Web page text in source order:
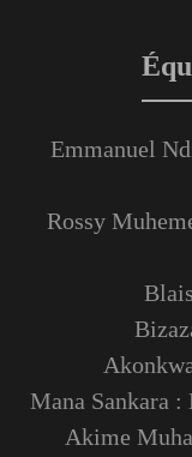
Emmanuel
Rossy
Mana Sankara
Akime